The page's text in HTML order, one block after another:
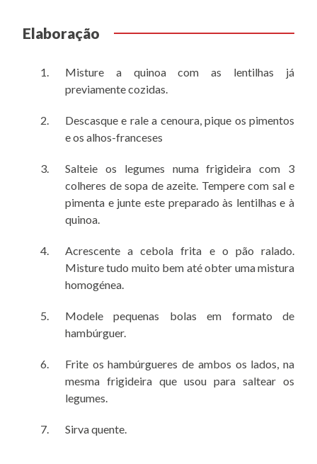
Elaboração
Misture a quinoa com as lentilhas já
previamente cozidas.
Descasque e rale a cenoura, pique os pimentos
e os alhos-franceses
Salteie os legumes numa frigideira com 3
colheres de sopa de azeite. Tempere com sal e
pimenta e junte este preparado às lentilhas e à
quinoa.
Acrescente a cebola frita e o pão ralado.
Misture tudo muito bem até obter uma mistura
homogénea.
Modele pequenas bolas em formato de
hambúrguer.
Frite os hambúrgueres de ambos os lados, na
mesma frigideira que usou para saltear os
legumes.
Sirva quente.